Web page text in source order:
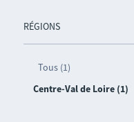
RÉGIONS
Tous (1)
Centre-Val de Loire (1)